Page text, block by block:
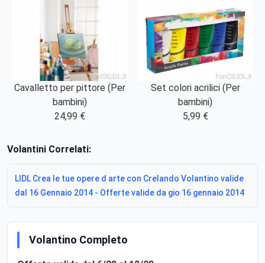
Cavalletto per pittore (Per
bambini)
24,99 €
Set colori acrilici (Per
bambini)
5,99 €
Volantini Correlati:
LIDL Crea le tue opere d arte con Crelando Volantino valide
dal 16 Gennaio 2014 - Offerte valide da gio 16 gennaio 2014
Volantino Completo